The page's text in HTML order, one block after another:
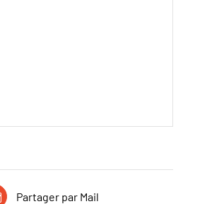
Partager par Mail